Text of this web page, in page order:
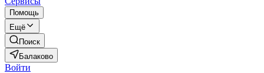
Помощь
Ещё
Поиск
Балаково
Войти